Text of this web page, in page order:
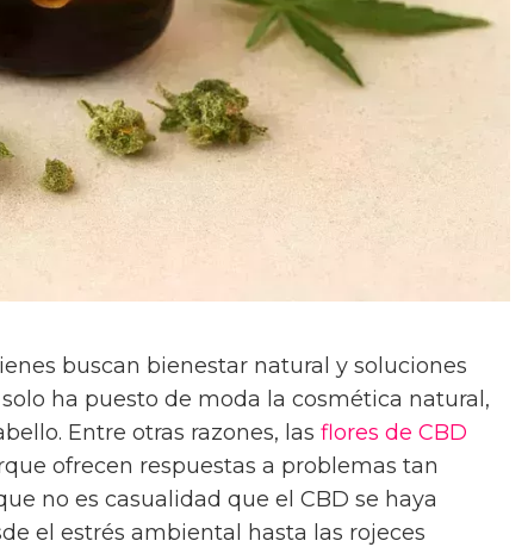
buscan bienestar natural y soluciones
ha puesto de moda la cosmética natural,
Entre otras razones, las flores de CBD
ofrecen respuestas a problemas tan
no es casualidad que el CBD se haya
el estrés ambiental hasta las rojeces